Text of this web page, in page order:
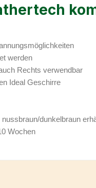
werden
Rechts verwendbar
Ideal Geschirre
dunkelbraun
Wochen